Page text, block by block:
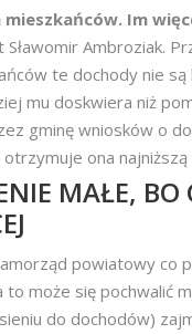
Im
Sławomir Ambroziak.
te dochody nie
mu doskwiera niż
gminę wniosków o
ona najniższą
MAŁE, BO
powiatowy co
może się pochwalić
do dochodów)